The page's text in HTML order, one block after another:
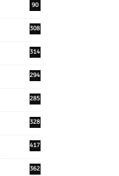
90
308
314
294
285
328
417
362